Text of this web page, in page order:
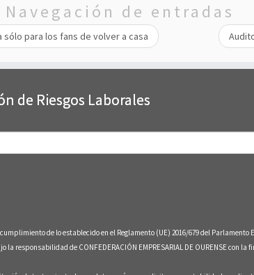
Navegación de entradas
sólo para los fans de volver a casa
de Riesgos Laborales
cumplimiento de lo establecido en el Reglamento (UE) 2016/679 del
responsabilidad de CONFEDERACIÓN EMPRESARIAL DE OURENSE